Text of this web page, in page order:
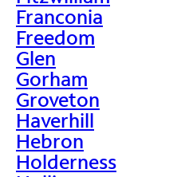
Franconia
Freedom
Glen
Gorham
Groveton
Haverhill
Hebron
Holderness